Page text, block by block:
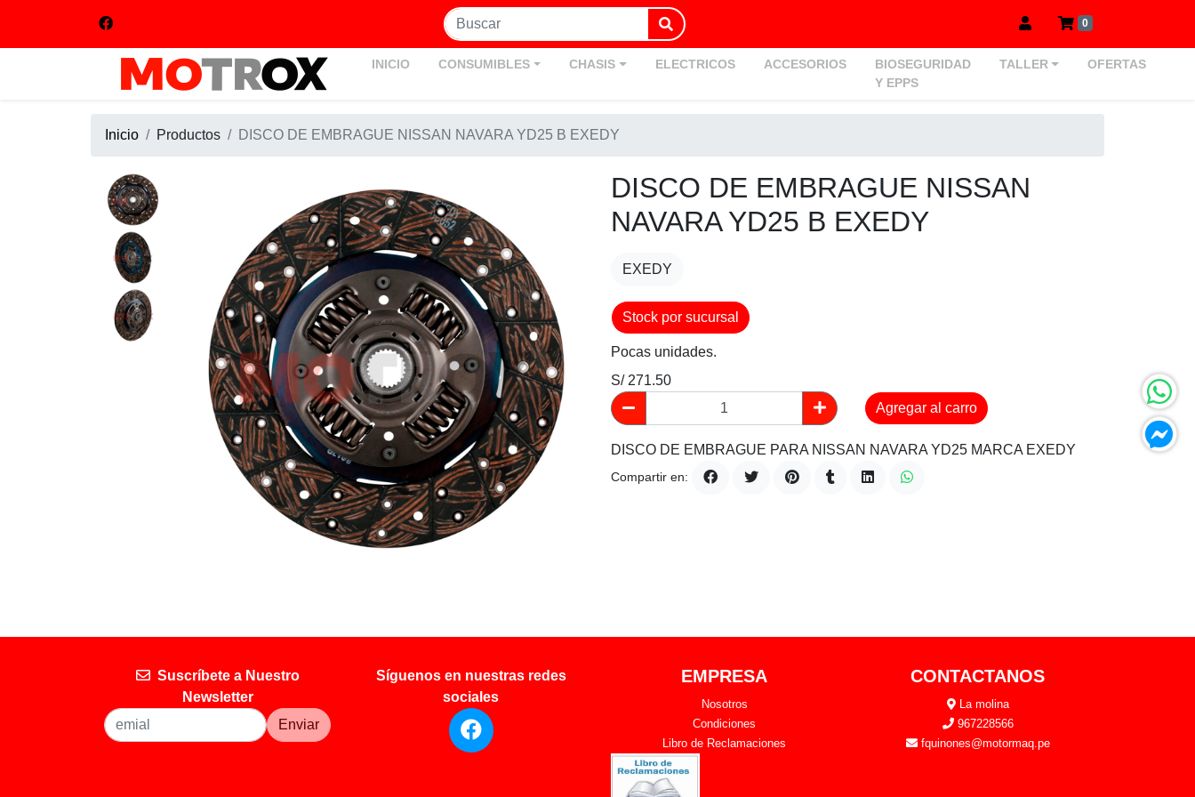
0
INICIO CONSUMIBLES CHASIS ELECTRICOS ACCESORIOS
BIOSEGURIDAD
Y EPPS
TALLER OFERTAS
Inicio Productos DISCO DE EMBRAGUE NISSAN NAVARA YD25 B EXEDY
DISCO DE EMBRAGUE NISSAN
NAVARA YD25 B EXEDY
EXEDY
Stock por sucursal
Pocas unidades.
S/ 271.50
Agregar al carro
DISCO DE EMBRAGUE PARA NISSAN NAVARA YD25 MARCA EXEDY
Compartir en:
Suscríbete a Nuestro
Newsletter
Enviar
Síguenos en nuestras redes
sociales
EMPRESA
Nosotros
Condiciones
Libro de Reclamaciones
CONTACTANOS
La molina
967228566
fquinones@motormaq.pe